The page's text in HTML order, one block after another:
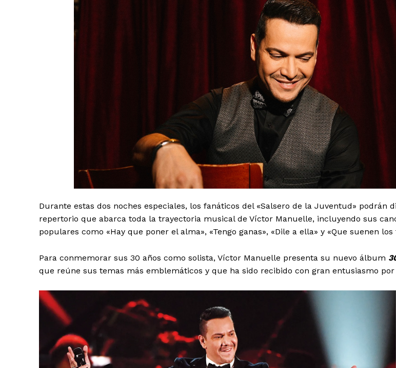
El Suplemento
SUSCRIBIRSE
Aguascalientes
Baja California Sur
Colima
Guanajuato
Tlaxcala
Durante estas dos noches especiales, los fanáticos del «Salsero de la Juventud» podrán
repertorio que abarca toda la trayectoria musical de Víctor Manuelle, incluyendo sus
populares como «Hay que poner el alma», «Tengo ganas», «Dile a ella» y «Que suenen los
Para conmemorar sus 30 años como solista, Víctor Manuelle presenta su nuevo álbum
que reúne sus temas más emblemáticos y que ha sido recibido con gran entusiasmo